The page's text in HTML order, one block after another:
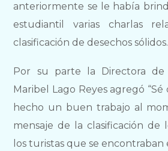
anteriormente se le había
estudiantil varias charlas
clasificación de desechos sólidos.
Por su parte la Directora de
Maribel Lago Reyes agregó
hecho un buen trabajo al
mensaje de la clasificación de
los turistas que se encontraban